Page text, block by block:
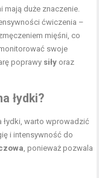
mają duże znaczenie.
ćwiczenia –
mięśni, co
swoje
poprawy siły oraz
łydki?
łydki, warto wprowadzić
i intensywność do
, ponieważ pozwala